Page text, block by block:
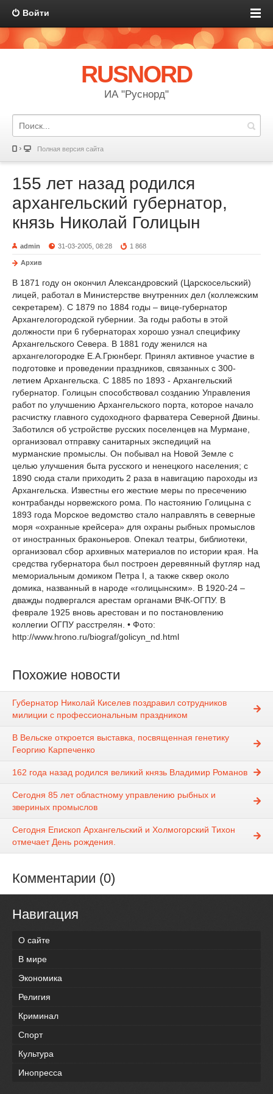
Войти
RUSNORD
ИА "Руснорд"
Полная версия сайта
155 лет назад родился
архангельский губернатор,
князь Николай Голицын
admin 31-03-2005, 08:28 1 868
Архив
В 1871 году он окончил Александровский (Царскосельский)
лицей, работал в Министерстве внутренних дел (коллежским
секретарем). С 1879 по 1884 годы – вице-губернатор
Архангелогородской губернии. За годы работы в этой
должности при 6 губернаторах хорошо узнал специфику
Архангельского Севера. В 1881 году женился на
архангелогородке Е.А.Грюнберг. Принял активное участие в
подготовке и проведении праздников, связанных с 300-
летием Архангельска. С 1885 по 1893 - Архангельский
губернатор. Голицын способствовал созданию Управления
работ по улучшению Архангельского порта, которое начало
расчистку главного судоходного фарватера Северной Двины.
Заботился об устройстве русских поселенцев на Мурмане,
организовал отправку санитарных экспедиций на
мурманские промыслы. Он побывал на Новой Земле с
целью улучшения быта русского и ненецкого населения; с
1890 сюда стали приходить 2 раза в навигацию пароходы из
Архангельска. Известны его жесткие меры по пресечению
контрабанды норвежского рома. По настоянию Голицына с
1893 года Морское ведомство стало направлять в северные
моря «охранные крейсера» для охраны рыбных промыслов
от иностранных браконьеров. Опекал театры, библиотеки,
организовал сбор архивных материалов по истории края. На
средства губернатора был построен деревянный футляр над
мемориальным домиком Петра I, а также сквер около
домика, названный в народе «голицынским». В 1920-24 –
дважды подвергался арестам органами ВЧК-ОГПУ. В
феврале 1925 вновь арестован и по постановлению
коллегии ОГПУ расстрелян. • Фото:
http://www.hrono.ru/biograf/golicyn_nd.html
Похожие новости
Губернатор Николай Киселев поздравил сотрудников
милиции с профессиональным праздником
В Вельске откроется выставка, посвященная генетику
Георгию Карпеченко
162 года назад родился великий князь Владимир Романов
Сегодня 85 лет областному управлению рыбных и
звериных промыслов
Сегодня Епископ Архангельский и Холмогорский Тихон
отмечает День рождения.
Комментарии (0)
Навигация
О сайте
В мире
Экономика
Религия
Криминал
Спорт
Культура
Инопресса